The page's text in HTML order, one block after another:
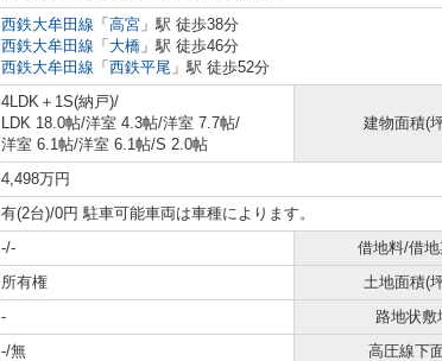
西鉄大牟田線 「 高宮 」駅 徒歩38分
西鉄大牟田線 「 大橋 」駅 徒歩46分
西鉄大牟田線 「 西鉄平尾 」駅 徒歩52分
4LDK＋1S(納戸)/
LDK 18.0帖/洋室 4.3帖/洋室 7.7帖/
洋室 6.1帖/洋室 6.1帖/S 2.0帖
建物面積(
4,498万円
有(2台)/0円 駐車可能車両は車種によります。
-/- 借地料/借地
所有権 土地面積(
- 路地状敷
-/無 高圧線下